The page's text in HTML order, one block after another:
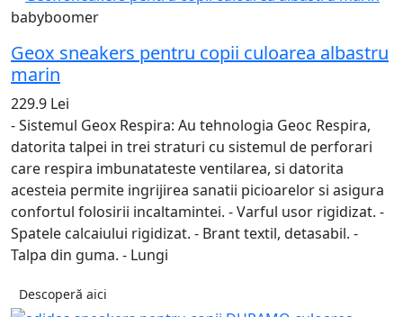
babyboomer
Geox sneakers pentru copii culoarea albastru
marin
229.9 Lei
- Sistemul Geox Respira: Au tehnologia Geoc Respira,
datorita talpei in trei straturi cu sistemul de perforari
care respira imbunatateste ventilarea, si datorita
acesteia permite ingrijirea sanatii picioarelor si asigura
confortul folosirii incaltamintei. - Varful usor rigidizat. -
Spatele calcaiului rigidizat. - Brant textil, detasabil. -
Talpa din guma. - Lungi
Descoperă aici